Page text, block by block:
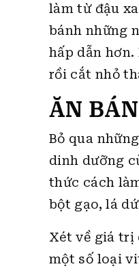
làm từ đậu
bánh những
hấp dẫn
rồi cắt nhỏ
ĂN
Bỏ qua
dinh dưỡng
thức cách
bột gạo, lá
Xét về giá trị
một số loại